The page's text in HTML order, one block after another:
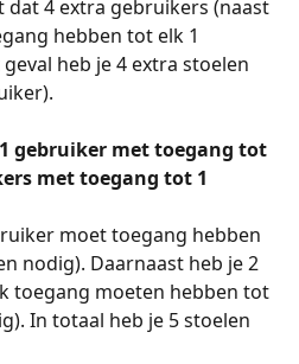
dat 4 extra gebruikers (naast
hebben tot elk 1
heb je 4 extra stoelen
gebruiker met toegang tot
met toegang tot 1
moet toegang hebben
nodig). Daarnaast heb je 2
toegang moeten hebben tot
In totaal heb je 5 stoelen